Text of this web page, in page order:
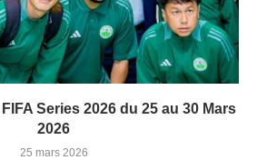
Series 2026 du 25 au 30 Mars
2026
25 mars 2026